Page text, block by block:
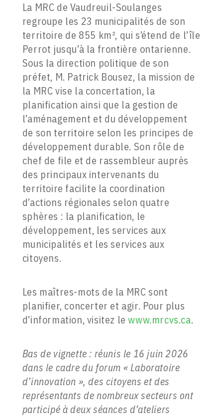
La MRC de Vaudreuil-Soulanges
regroupe les 23 municipalités de son
territoire de 855 km², qui s’étend de l’île
Perrot jusqu’à la frontière ontarienne.
Sous la direction politique de son
préfet, M. Patrick Bousez, la mission de
la MRC vise la concertation, la
planification ainsi que la gestion de
l’aménagement et du développement
de son territoire selon les principes de
développement durable. Son rôle de
chef de file et de rassembleur auprès
des principaux intervenants du
territoire facilite la coordination
d’actions régionales selon quatre
sphères : la planification, le
développement, les services aux
municipalités et les services aux
citoyens.
Les maîtres-mots de la MRC sont
planifier, concerter et agir. Pour plus
d’information, visitez lewww.mrcvs.ca.
Bas de vignette : réunis le 16 juin 2026
dans le cadre du forum « Laboratoire
d’innovation », des citoyens et des
représentants de nombreux secteurs ont
participé à deux séances d’ateliers